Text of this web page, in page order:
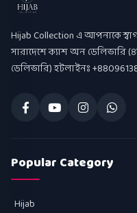
Hijab Collection
Hijab Collection এ আপনাকে
সারাদেশে ক্যাশ অন ডেলিভারি
ডেলিভারি) হটলাইনঃ
Popular Category
Hijab